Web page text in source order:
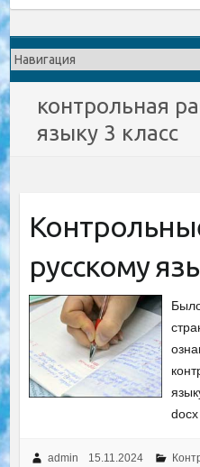
контрольная
языку 3 класс
русскому
docx
admin 15.11.2024